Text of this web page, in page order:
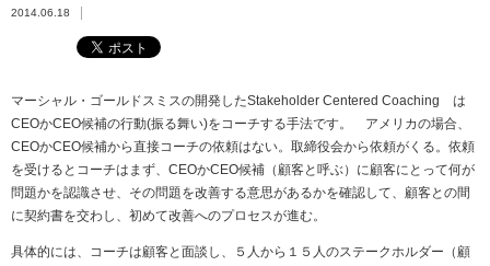
2014.06.18
マーシャル・ゴールドスミスの開発したStakeholder Centered Coaching は
CEOかCEO候補の行動(振る舞い)をコーチする手法です。 アメリカの場合、
CEOかCEO候補から直接コーチの依頼はない。取締役会から依頼がくる。依頼
を受けるとコーチはまず、CEOかCEO候補（顧客と呼ぶ）に顧客にとって何が
問題かを認識させ、その問題を改善する意思があるかを確認して、顧客との間
に契約書を交わし、初めて改善へのプロセスが進む。
具体的には、コーチは顧客と面談し、５人から１５人のステークホルダー（顧